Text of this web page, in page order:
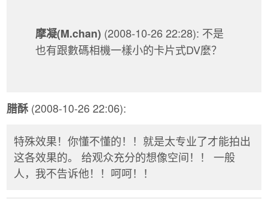
摩凝(M.chan) (2008-10-26 22:28): 不是
也有跟數碼相機一樣小的卡片式DV麼？
腊酥 (2008-10-26 22:06):
特殊效果！你懂不懂的！！就是太专业了才能拍出
这各效果的。 给观众充分的想像空间！！ 一般
人，我不告诉他！！呵呵！！